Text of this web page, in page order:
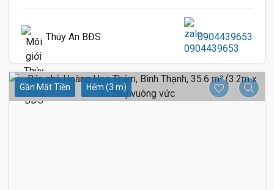
Thúy An BĐS 0904439653
Gần Mặt Tiền Hẻm (3 m)